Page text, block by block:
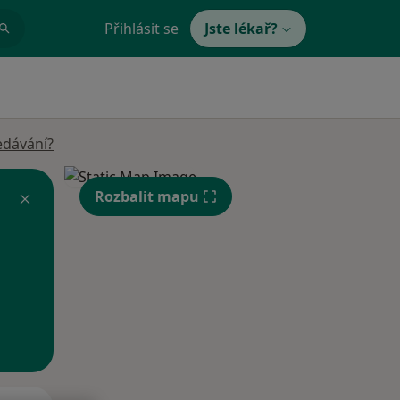
Přihlásit se Jste lékař?
Rozbalit mapu